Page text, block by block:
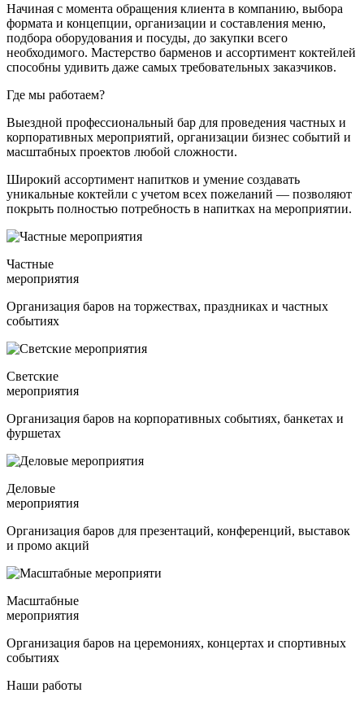
Начиная с момента обращения клиента в компанию, выбора
формата и концепции, организации и составления меню,
подбора оборудования и посуды, до закупки всего
необходимого. Мастерство барменов и ассортимент коктейлей
способны удивить даже самых требовательных заказчиков.
Где мы работаем?
Выездной профессиональный бар для проведения частных и
корпоративных мероприятий, организации бизнес событий и
масштабных проектов любой сложности.
Широкий ассортимент напитков и умение создавать
уникальные коктейли с учетом всех пожеланий — позволяют
покрыть полностью потребность в напитках на мероприятии.
Частные
мероприятия
Организация баров на торжествах, праздниках и частных
событиях
Светские
мероприятия
Организация баров на корпоративных событиях, банкетах и
фуршетах
Деловые
мероприятия
Организация баров для презентаций, конференций, выставок
и промо акций
Масштабные
мероприятия
Организация баров на церемониях, концертах и спортивных
событиях
Наши работы